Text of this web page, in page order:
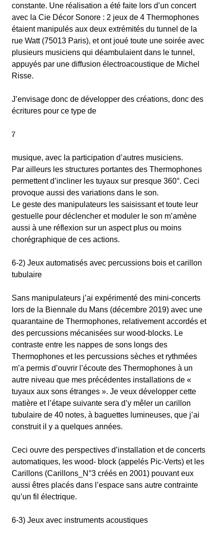
constante. Une réalisation a été faite lors d’un concert
avec la Cie Décor Sonore : 2 jeux de 4 Thermophones
étaient manipulés aux deux extrémités du tunnel de la
rue Watt (75013 Paris), et ont joué toute une soirée avec
plusieurs musiciens qui déambulaient dans le tunnel,
appuyés par une diffusion électroacoustique de Michel
Risse.
J’envisage donc de développer des créations, donc des
écritures pour ce type de
7
musique, avec la participation d’autres musiciens.
Par ailleurs les structures portantes des Thermophones
permettent d’incliner les tuyaux sur presque 360°. Ceci
provoque aussi des variations dans le son.
Le geste des manipulateurs les saisissant et toute leur
gestuelle pour déclencher et moduler le son m’amène
aussi à une réflexion sur un aspect plus ou moins
chorégraphique de ces actions.
6-2) Jeux automatisés avec percussions bois et carillon
tubulaire
Sans manipulateurs j’ai expérimenté des mini-concerts
lors de la Biennale du Mans (décembre 2019) avec une
quarantaine de Thermophones, relativement accordés et
des percussions mécanisées sur wood-blocks. Le
contraste entre les nappes de sons longs des
Thermophones et les percussions sèches et rythmées
m’a permis d’ouvrir l’écoute des Thermophones à un
autre niveau que mes précédentes installations de «
tuyaux aux sons étranges ». Je veux développer cette
matière et l’étape suivante sera d’y mêler un carillon
tubulaire de 40 notes, à baguettes lumineuses, que j’ai
construit il y a quelques années.
Ceci ouvre des perspectives d’installation et de concerts
automatiques, les wood- block (appelés Pic-Verts) et les
Carillons (Carillons_N°3 créés en 2001) pouvant eux
aussi êtres placés dans l’espace sans autre contrainte
qu’un fil électrique.
6-3) Jeux avec instruments acoustiques